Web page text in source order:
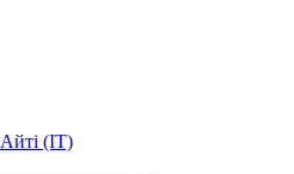
Айті (IT)